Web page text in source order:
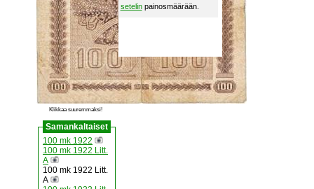
Klikkaa suuremmaksi!
Samankaltaiset
100 mk 1922
100 mk 1922 Litt.
A
100 mk 1922 Litt.
A
setelinpainosmäärään.